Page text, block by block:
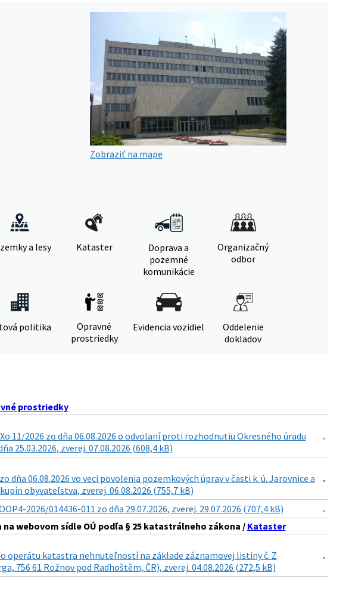
Zobraziť na mape
a lesy Kataster
Doprava a
pozemné
komunikácie
Organizačný
odbor
politika
Opravné
prostriedky
Evidencia vozidiel
Oddelenie
dokladov
prostriedky
11/2026 zo dňa 06.08.2026 o odvolaní proti rozhodnutiu Okresného úradu
25.03.2026, zverej. 07.08.2026 (608,4 kB)
dňa 06.08.2026 vo veci povolenia pozemkových úprav v časti k. ú. Jarovnice a
obyvateľstva, zverej. 06.08.2026 (755,7 kB)
2026/014436-011 zo dňa 29.07.2026, zverej. 29.07.2026 (707,4 kB)
webovom sídle OÚ podľa § 25 katastrálneho zákona / Kataster
operátu katastra nehnuteľností na základe záznamovej listiny č. Z
756 61 Rožnov pod Radhoštěm, ČR), zverej. 04.08.2026 (272,5 kB)